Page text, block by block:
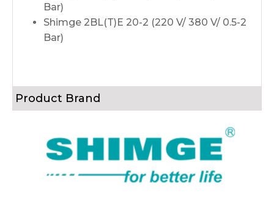
Bar)
Shimge 2BL(T)E 20-2 (220 V/ 380 V/ 0.5-2
Bar)
Product Brand